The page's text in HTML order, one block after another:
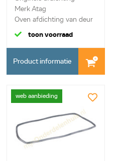
Merk Atag
Oven afdichting van deur
-r...
toon voorraad
Product informatie
web aanbieding